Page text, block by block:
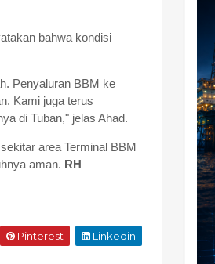
bahwa kondisi
Penyaluran BBM ke
Kami juga terus
di Tuban," jelas Ahad.
area Terminal BBM
aman. RH
Pinterest Linkedin